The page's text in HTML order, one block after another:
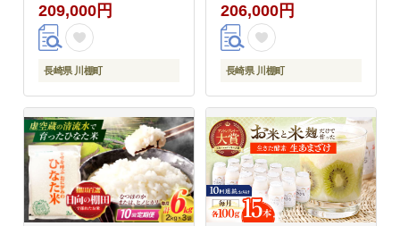
209,000円
長崎県 川棚町
206,000円
長崎県 川棚町